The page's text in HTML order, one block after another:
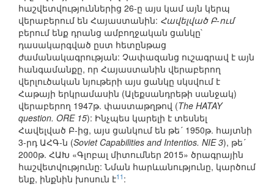
հաշվետվություններից 26-ը այս կամ այն կերպ
վերաբերում են Հայաստանին: Հավելված Բ-ում
բերում ենք դրանց ամբողջական ցանկը`
դասակարգված ըստ հետընթաց
ժամանակագրության: Չափազանց ուշագրավ է այն
հանգամանքը, որ Հայաստանին վերաբերող
վերլուծական նյութերի այս ցանկը սկսվում է
Հաթայի երկրամասին (Ալեքսանդրեթի սանջակ)
վերաբերող 1947թ. փաստաթղթով (The HATAY
question. ORE 15): Ինչպես կարելի է տեսնել
Հավելված Բ-ից, այս ցանկում են թե´ 1950թ. հայտնի
3-րդ ԱՀԳ-ն (Soviet Capabilities and Intentios. NIE 3), թե´
2000թ. ՀԱԽ «Գլոբալ միտումներ 2015» ծրագրային
հաշվետվությունը: Նման հարևանությունը, կարծում
ենք, ինքնին խոսուն է11 :